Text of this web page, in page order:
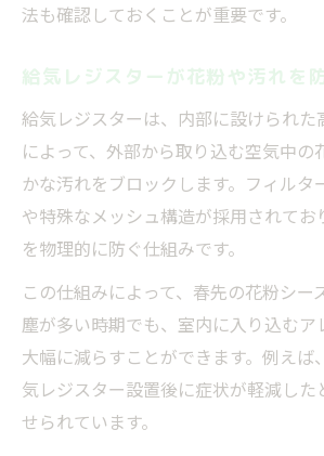
法も確認しておくことが重要です。
給気レジスターが花粉や汚れを
給気レジスターは、内部に設けられた
によって、外部から取り込む空気中の
かな汚れをブロックします。フィルタ
や特殊なメッシュ構造が採用されてお
を物理的に防ぐ仕組みです。
この仕組みによって、春先の花粉シー
塵が多い時期でも、室内に入り込むア
大幅に減らすことができます。例えば
気レジスター設置後に症状が軽減した
せられています。